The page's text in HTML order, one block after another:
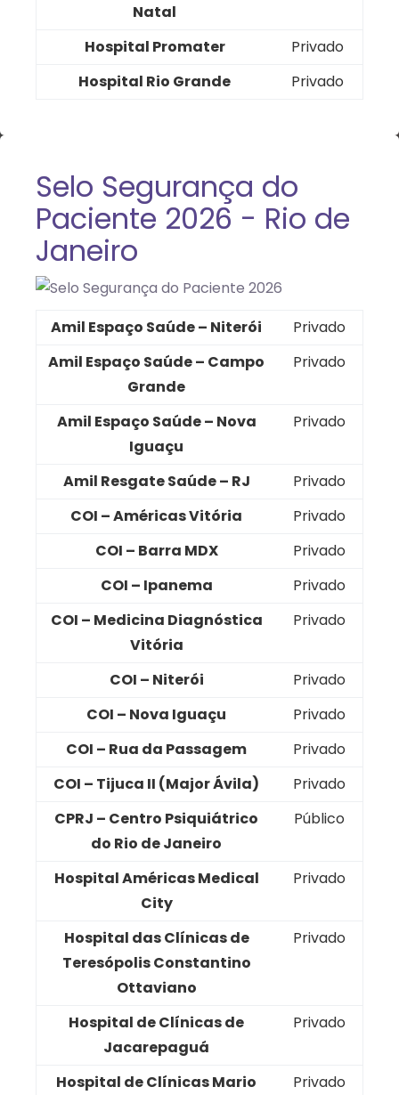
Natal
Hospital Promater
Privado
Hospital Rio Grande
Privado
Selo Segurança do
Paciente 2026 - Rio de
Janeiro
Amil Espaço Saúde – Niterói
Privado
Amil Espaço Saúde – Campo
Grande
Privado
Amil Espaço Saúde – Nova
Iguaçu
Privado
Amil Resgate Saúde – RJ
Privado
COI – Américas Vitória
Privado
COI – Barra MDX
Privado
COI – Ipanema
Privado
COI – Medicina Diagnóstica
Vitória
Privado
COI – Niterói
Privado
COI – Nova Iguaçu
Privado
COI – Rua da Passagem
Privado
COI – Tijuca II (Major Ávila)
Privado
CPRJ – Centro Psiquiátrico
do Rio de Janeiro
Público
Hospital Américas Medical
City
Privado
Hospital das Clínicas de
Teresópolis Constantino
Ottaviano
Privado
Hospital de Clínicas de
Jacarepaguá
Privado
Hospital de Clínicas Mario Privado